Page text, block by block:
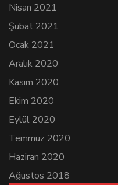
Nisan 2021
Şubat 2021
Ocak 2021
Aralık 2020
Kasım 2020
Ekim 2020
Eylül 2020
Temmuz 2020
Haziran 2020
Ağustos 2018